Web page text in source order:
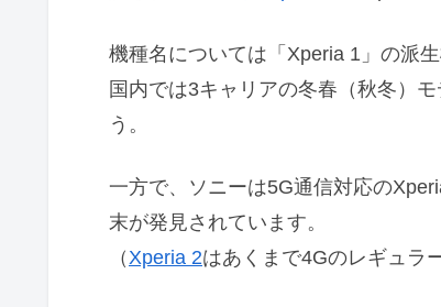
機種名については「Xperia 1」の派
国内では3キャリアの冬春（秋冬）
う。
一方で、ソニーは5G通信対応の
末が発見されています。
（ Xperia 2はあくまで4Gのレギュラ